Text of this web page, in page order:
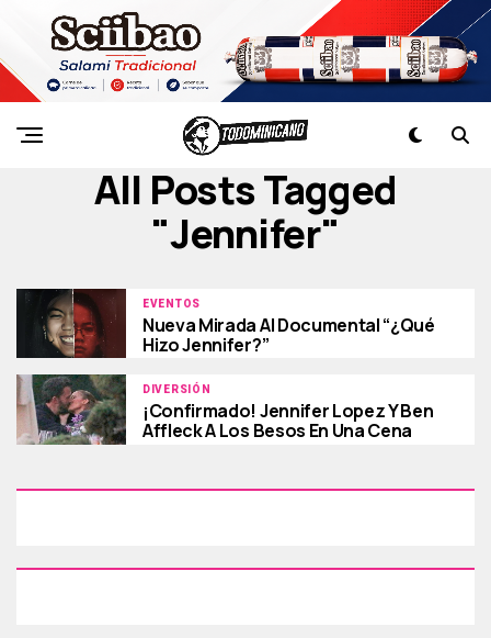
All Posts Tagged
"jennifer"
EVENTOS
Nueva Mirada Al Documental “¿Qué
Hizo Jennifer?”
DIVERSIÓN
¡Confirmado! Jennifer Lopez Y Ben
Affleck A Los Besos En Una Cena